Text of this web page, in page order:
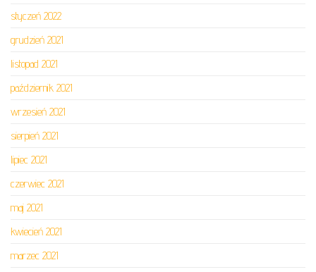
styczeń 2022
grudzień 2021
listopad 2021
październik 2021
wrzesień 2021
sierpień 2021
lipiec 2021
czerwiec 2021
maj 2021
kwiecień 2021
marzec 2021